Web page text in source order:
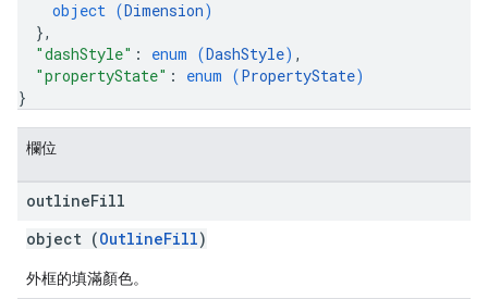
object (Dimension)
},
"dashStyle" : enum (DashStyle) ,
"propertyState" : enum (PropertyState)
}
欄位
outlineFill
object (OutlineFill)
外框的填滿顏色。